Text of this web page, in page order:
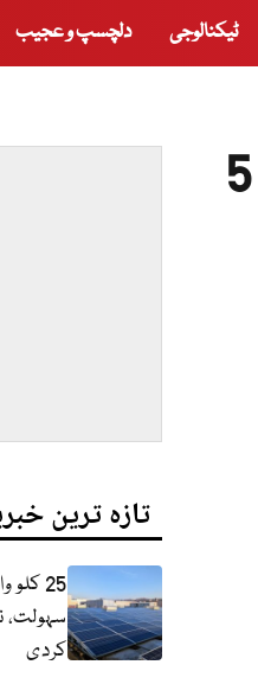
ٹیکنالوجی دلچسپ و عجیب
اسٹاک ایکسچینج کی تاریخ کا تیز ترین بک بلڈنگ، صرف 5
تازہ ترین
25
سہولت،
کردی